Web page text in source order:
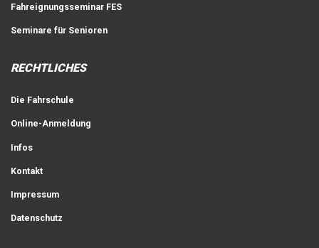
Fahreignungsseminar FES
Seminare für Senioren
RECHTLICHES
Die Fahrschule
Online-Anmeldung
Infos
Kontakt
Impressum
Datenschutz